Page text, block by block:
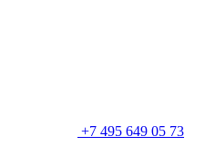
+7 495 649 05 73